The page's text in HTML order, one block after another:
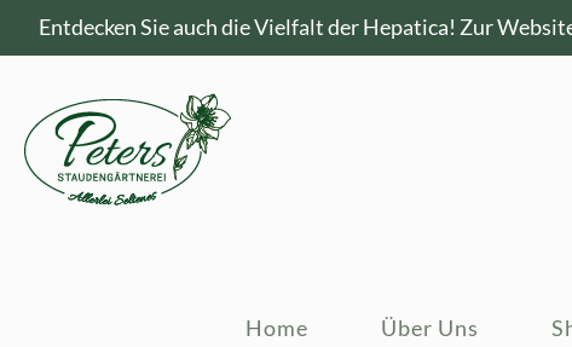
Entdecken Sie auch die Vielfalt der Hepatica! Zur
Home Über Uns